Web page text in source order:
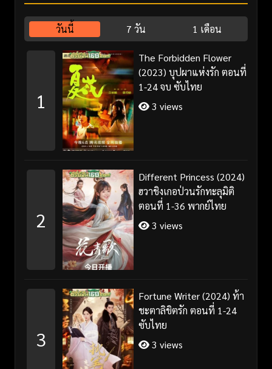
วันนี้ 7 วัน 1 เดือน
1
The Forbidden Flower
(2023) บุปผาแห่งรัก ตอนที่
1-24 จบ ซับไทย
3 views
2
Different Princess (2024)
ฮวาชิงเกอป่วนรักทะลุมิติ
ตอนที่ 1-36 พากย์ไทย
3 views
3
Fortune Writer (2024) ท้า
ชะตาลิขิตรัก ตอนที่ 1-24
ซับไทย
3 views